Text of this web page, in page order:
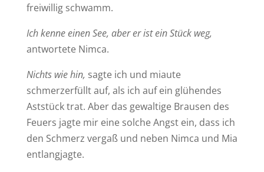
freiwillig schwamm.
Ich kenne einen See, aber er ist ein Stück weg,
antwortete Nimca.
Nichts wie hin, sagte ich und miaute
schmerzerfüllt auf, als ich auf ein glühendes
Aststück trat. Aber das gewaltige Brausen des
Feuers jagte mir eine solche Angst ein, dass ich
den Schmerz vergaß und neben Nimca und Mia
entlangjagte.